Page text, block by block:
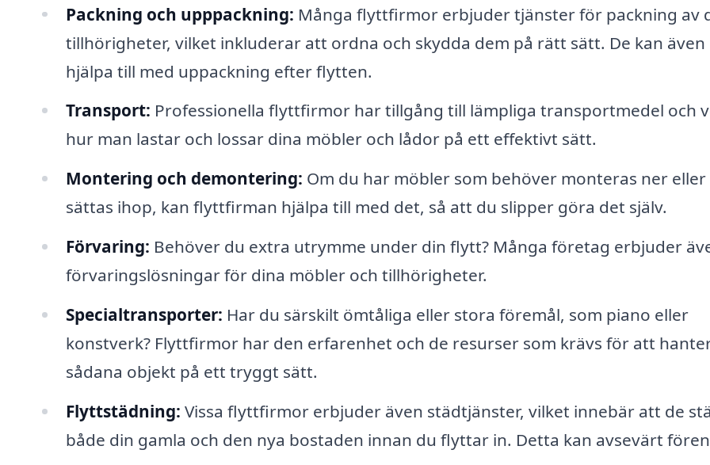
Packning och upppackning: Många flyttfirmor erbjuder tjänster för packning av
tillhörigheter, vilket inkluderar att ordna och skydda dem på rätt sätt. De kan även
hjälpa till med uppackning efter flytten.
Transport: Professionella flyttfirmor har tillgång till lämpliga transportmedel och
hur man lastar och lossar dina möbler och lådor på ett effektivt sätt.
Montering och demontering: Om du har möbler som behöver monteras ner eller
sättas ihop, kan flyttfirman hjälpa till med det, så att du slipper göra det själv.
Förvaring: Behöver du extra utrymme under din flytt? Många företag erbjuder
förvaringslösningar för dina möbler och tillhörigheter.
Specialtransporter: Har du särskilt ömtåliga eller stora föremål, som piano eller
konstverk? Flyttfirmor har den erfarenhet och de resurser som krävs för att
sådana objekt på ett tryggt sätt.
Flyttstädning: Vissa flyttfirmor erbjuder även städtjänster, vilket innebär att de
både din gamla och den nya bostaden innan du flyttar in. Detta kan avsevärt